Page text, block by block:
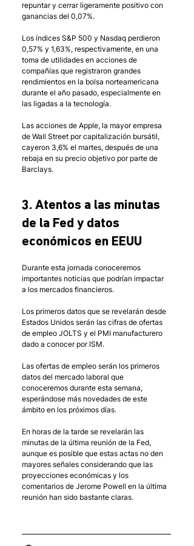
repuntar y cerrar ligeramente positivo con
ganancias del 0,07%.
Los índices S&P 500 y Nasdaq perdieron
0,57% y 1,63%, respectivamente, en una
toma de utilidades en acciones de
compañías que registraron grandes
rendimientos en la bolsa norteamericana
durante el año pasado, especialmente en
las ligadas a la tecnología.
Las acciones de Apple, la mayor empresa
de Wall Street por capitalización bursátil,
cayeron 3,6% el martes, después de una
rebaja en su precio objetivo por parte de
Barclays.
3. Atentos a las minutas
de la Fed y datos
económicos en EEUU
Durante esta jornada conoceremos
importantes noticias que podrían impactar
a los mercados financieros.
Los primeros datos que se revelarán desde
Estados Unidos serán las cifras de ofertas
de empleo JOLTS y el PMI manufacturero
dado a conocer por ISM.
Las ofertas de empleo serán los primeros
datos del mercado laboral que
conoceremos durante esta semana,
esperándose más novedades de este
ámbito en los próximos días.
En horas de la tarde se revelarán las
minutas de la última reunión de la Fed,
aunque es posible que estas actas no den
mayores señales considerando que las
proyecciones económicas y los
comentarios de Jerome Powell en la última
reunión han sido bastante claras.